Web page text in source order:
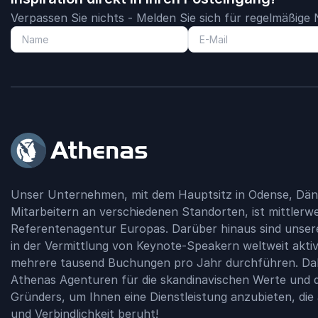
Verpassen Sie nichts - Melden Sie sich für
Unser Unternehmen, mit dem Hauptsitz in Odense,
Mitarbeitern an verschiedenen Standorten, ist
Referentenagentur Europas. Darüber hinaus sind
in der Vermittlung von Keynote-Speakern weltweit
mehrere tausend Buchungen pro Jahr durchführen.
Athenas Agenturen für die skandinavischen Werte und
Gründers, um Ihnen eine Dienstleistung anzubieten,
und Verbindlichkeit beruht!